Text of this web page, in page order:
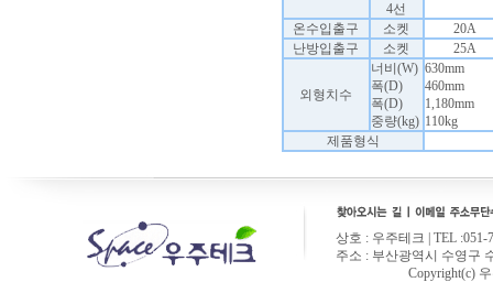
4선
온수입출구 소켓
20A
난방입출구
소켓 25A
외형치수
너비(W)
폭(D)
폭(D)
중량(kg)
630mm
460mm
1,180mm
110kg
제품형식
상호 : 우주테크 | TEL :051-
주소 : 부산광역시 수영구
Copyright(c) 우주테